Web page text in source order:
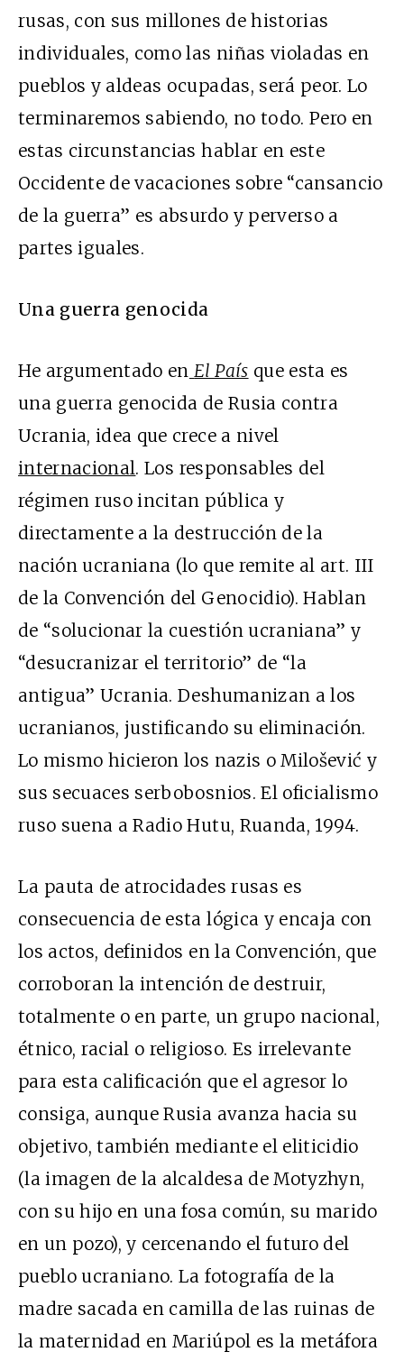
rusas, con sus millones de historias
individuales, como las niñas violadas en
pueblos y aldeas ocupadas, será peor. Lo
terminaremos sabiendo, no todo. Pero en
estas circunstancias hablar en este
Occidente de vacaciones sobre “cansancio
de la guerra” es absurdo y perverso a
partes iguales.
Una guerra genocida
He argumentado en El País que esta es
una guerra genocida de Rusia contra
Ucrania, idea que crece a nivel
internacional. Los responsables del
régimen ruso incitan pública y
directamente a la destrucción de la
nación ucraniana (lo que remite al art. III
de la Convención del Genocidio). Hablan
de “solucionar la cuestión ucraniana” y
“desucranizar el territorio” de “la
antigua” Ucrania. Deshumanizan a los
ucranianos, justificando su eliminación.
Lo mismo hicieron los nazis o Milošević y
sus secuaces serbobosnios. El oficialismo
ruso suena a Radio Hutu, Ruanda, 1994.
La pauta de atrocidades rusas es
consecuencia de esta lógica y encaja con
los actos, definidos en la Convención, que
corroboran la intención de destruir,
totalmente o en parte, un grupo nacional,
étnico, racial o religioso. Es irrelevante
para esta calificación que el agresor lo
consiga, aunque Rusia avanza hacia su
objetivo, también mediante el eliticidio
(la imagen de la alcaldesa de Motyzhyn,
con su hijo en una fosa común, su marido
en un pozo), y cercenando el futuro del
pueblo ucraniano. La fotografía de la
madre sacada en camilla de las ruinas de
la maternidad en Mariúpol es la metáfora